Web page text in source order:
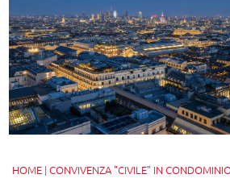
HOME |CONVIVENZA "CIVILE" IN